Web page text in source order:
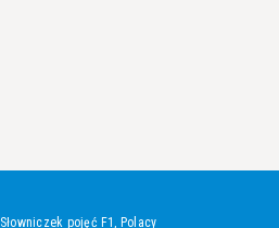
Słowniczek pojęć F1, Polacy